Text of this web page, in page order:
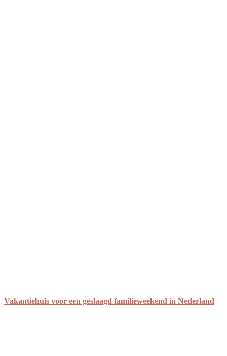
Vakantiehuis voor een geslaagd familieweekend in Nederland